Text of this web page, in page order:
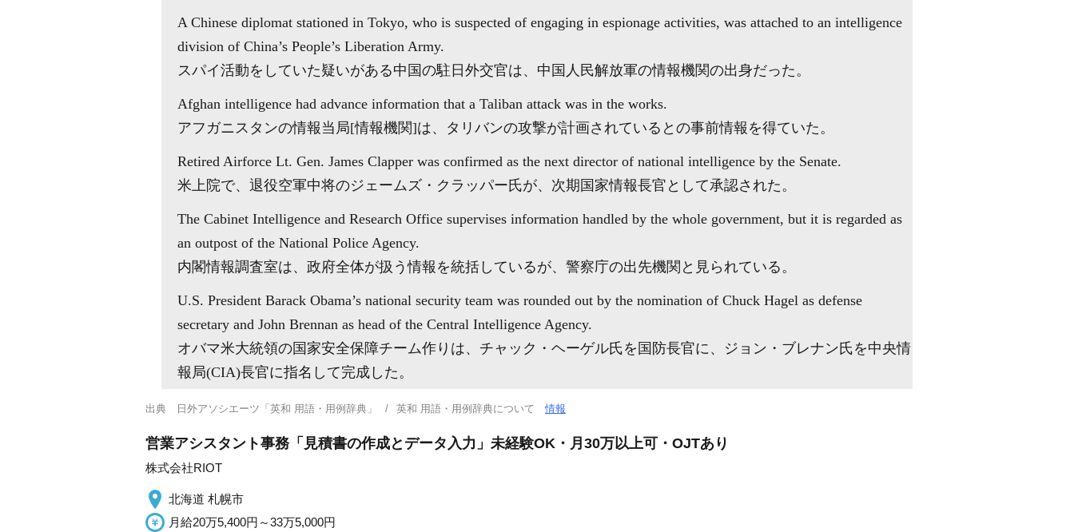
A Chinese diplomat stationed in Tokyo, who is suspected of engaging in espionage activities, was attached to an intelligence
division of China’s People’s Liberation Army.
スパイ活動をしていた疑いがある中国の駐日外交官は、中国人民解放軍の情報機関の出身だった。
Afghan intelligence had advance information that a Taliban attack was in the works.
アフガニスタンの情報当局[情報機関]は、タリバンの攻撃が計画されているとの事前情報を得ていた。
Retired Airforce Lt. Gen. James Clapper was confirmed as the next director of national intelligence by the Senate.
米上院で、退役空軍中将のジェームズ・クラッパー氏が、次期国家情報長官として承認された。
The Cabinet Intelligence and Research Office supervises information handled by the whole government, but it is regarded as
an outpost of the National Police Agency.
内閣情報調査室は、政府全体が扱う情報を統括しているが、警察庁の出先機関と見られている。
U.S. President Barack Obama’s national security team was rounded out by the nomination of Chuck Hagel as defense
secretary and John Brennan as head of the Central Intelligence Agency.
オバマ米大統領の国家安全保障チーム作りは、チャック・ヘーゲル氏を国防長官に、ジョン・ブレナン氏を中央情
報局(CIA)長官に指名して完成した。
出典 日外アソシエーツ「英和 用語・用例辞典」 英和 用語・用例辞典について情報
営業アシスタント事務「見積書の作成とデータ入力」未経験OK・月30万以上可・OJTあり
株式会社RIOT
北海道 札幌市
月給20万5,400円～33万5,000円